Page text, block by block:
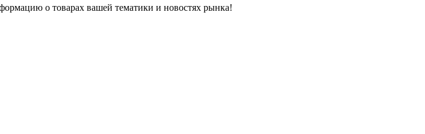
о товарах вашей тематики и новостях рынка!